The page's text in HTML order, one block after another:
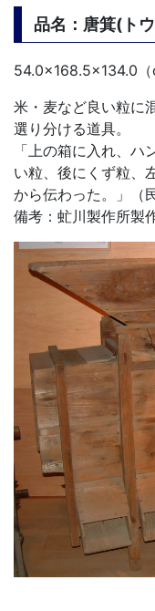
品名：唐箕(ト
54.0×168.5×134.0（
米・麦など良い粒に
選り分ける道具。
「上の箱に入れ、
い粒、後にくず粒、
から伝わった。」（
備考：虻川製作所製